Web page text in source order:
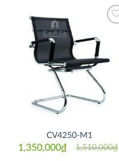
CV4250-M1
1,510,000₫
Original
1,350,000₫
Current